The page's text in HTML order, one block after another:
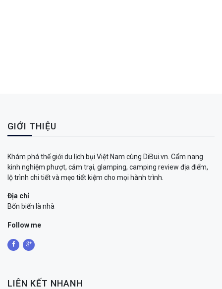
GIỚI THIỆU
Khám phá thế giới du lịch bụi Việt Nam cùng DiBui.vn. Cẩm nang
kinh nghiệm phượt, cắm trại, glamping, camping review địa điểm,
lộ trình chi tiết và mẹo tiết kiệm cho mọi hành trình.
Địa chỉ
Bốn biển là nhà
Follow me
LIÊN KẾT NHANH